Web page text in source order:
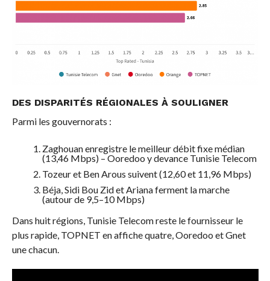
DES DISPARITÉS RÉGIONALES À SOULIGNER
Parmi les gouvernorats :
Zaghouan enregistre le meilleur débit fixe médian
(13,46 Mbps) – Ooredoo y devance Tunisie Telecom
Tozeur et Ben Arous suivent (12,60 et 11,96 Mbps)
Béja, Sidi Bou Zid et Ariana ferment la marche
(autour de 9,5–10 Mbps)
Dans huit régions, Tunisie Telecom reste le fournisseur le
plus rapide, TOPNET en affiche quatre, Ooredoo et Gnet
une chacun.